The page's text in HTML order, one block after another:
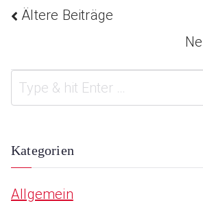
Ältere Beiträge
Kategorien
Allgemein